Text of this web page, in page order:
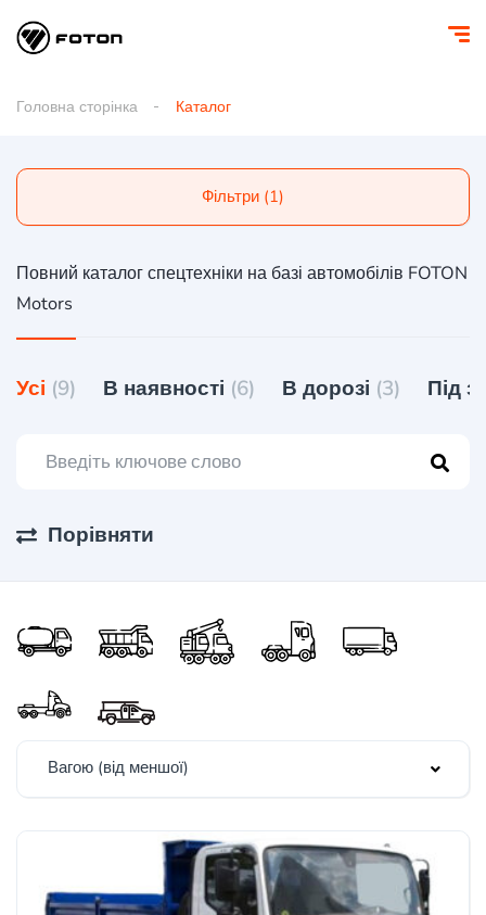
Головна сторінка Каталог
Фільтри (1)
Повний каталог спецтехніки на базі автомобілів FOTON
Motors
Усі (9) В наявності (6) В дорозі (3) Під
Порівняти
Вагою (від меншої)